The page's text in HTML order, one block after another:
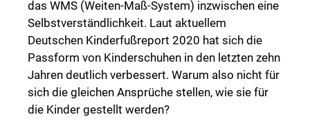
das WMS (Weiten-Maß-System) inzwischen eine
Selbstverständlichkeit. Laut aktuellem
Deutschen Kinderfußreport 2020 hat sich die
Passform von Kinderschuhen in den letzten zehn
Jahren deutlich verbessert. Warum also nicht für
sich die gleichen Ansprüche stellen, wie sie für
die Kinder gestellt werden?